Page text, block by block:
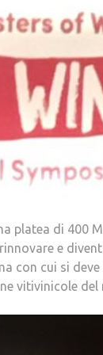
platea di 400
e
con cui si
vitivinicole del